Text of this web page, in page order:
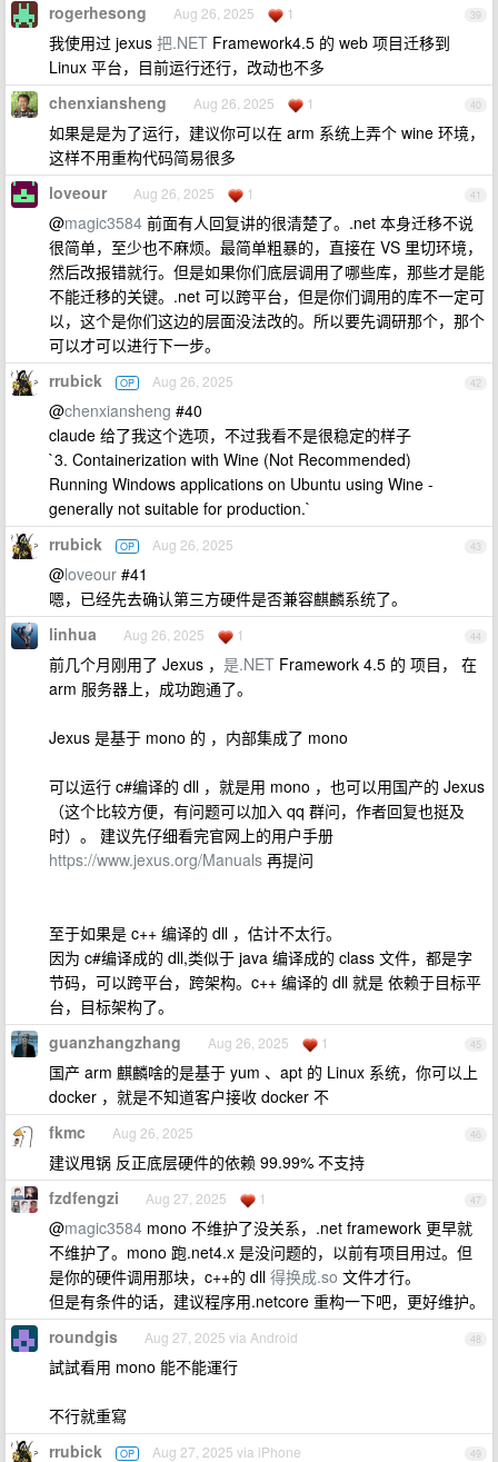
39
rogerhesong Aug 26, 2025 1
我使用过 jexus 把.NET Framework4.5 的 web 项目迁移到
Linux 平台，目前运行还行，改动也不多
40
chenxiansheng Aug 26, 2025 1
如果是是为了运行，建议你可以在 arm 系统上弄个 wine 环境，
这样不用重构代码简易很多
41
loveour Aug 26, 2025 1
@magic3584 前面有人回复讲的很清楚了。.net 本身迁移不说
很简单，至少也不麻烦。最简单粗暴的，直接在 VS 里切环境，
然后改报错就行。但是如果你们底层调用了哪些库，那些才是能
不能迁移的关键。.net 可以跨平台，但是你们调用的库不一定可
以，这个是你们这边的层面没法改的。所以要先调研那个，那个
可以才可以进行下一步。
42
rrubick OP Aug 26, 2025
@chenxiansheng #40
claude 给了我这个选项，不过我看不是很稳定的样子
`3. Containerization with Wine (Not Recommended)
Running Windows applications on Ubuntu using Wine -
generally not suitable for production.`
43
rrubick OP Aug 26, 2025
@loveour #41
嗯，已经先去确认第三方硬件是否兼容麒麟系统了。
44
linhua Aug 26, 2025 1
前几个月刚用了 Jexus ， 是.NET Framework 4.5 的 项目， 在
arm 服务器上，成功跑通了。
Jexus 是基于 mono 的 ，内部集成了 mono
可以运行 c#编译的 dll ，就是用 mono ，也可以用国产的 Jexus
（这个比较方便，有问题可以加入 qq 群问，作者回复也挺及
时）。 建议先仔细看完官网上的用户手册
https://www.jexus.org/Manuals 再提问
至于如果是 c++ 编译的 dll ，估计不太行。
因为 c#编译成的 dll,类似于 java 编译成的 class 文件，都是字
节码，可以跨平台，跨架构。c++ 编译的 dll 就是 依赖于目标平
台，目标架构了。
45
guanzhangzhang Aug 26, 2025 1
国产 arm 麒麟啥的是基于 yum 、apt 的 Linux 系统，你可以上
docker ，就是不知道客户接收 docker 不
46
fkmc Aug 26, 2025
建议甩锅 反正底层硬件的依赖 99.99% 不支持
47
fzdfengzi Aug 27, 2025 1
@magic3584 mono 不维护了没关系，.net framework 更早就
不维护了。mono 跑.net4.x 是没问题的，以前有项目用过。但
是你的硬件调用那块，c++的 dll 得换成.so 文件才行。
但是有条件的话，建议程序用.netcore 重构一下吧，更好维护。
48
roundgis Aug 27, 2025 via Android
試試看用 mono 能不能運行
不行就重寫
49
rrubick OP Aug 27, 2025 via iPhone